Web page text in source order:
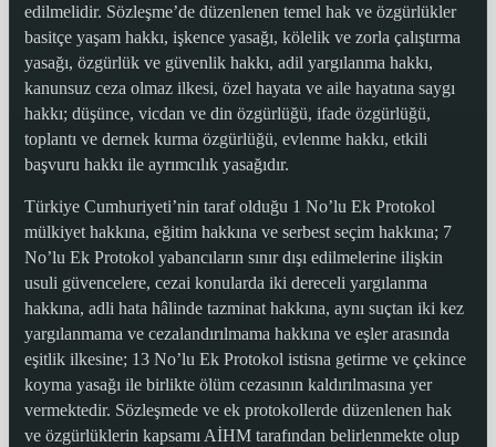
edilmelidir. Sözleşme’de düzenlenen temel hak ve özgürlükler
basitçe yaşam hakkı, işkence yasağı, kölelik ve zorla çalıştırma
yasağı, özgürlük ve güvenlik hakkı, adil yargılanma hakkı,
kanunsuz ceza olmaz ilkesi, özel hayata ve aile hayatına saygı
hakkı; düşünce, vicdan ve din özgürlüğü, ifade özgürlüğü,
toplantı ve dernek kurma özgürlüğü, evlenme hakkı, etkili
başvuru hakkı ile ayrımcılık yasağıdır.
Türkiye Cumhuriyeti’nin taraf olduğu 1 No’lu Ek Protokol
mülkiyet hakkına, eğitim hakkına ve serbest seçim hakkına; 7
No’lu Ek Protokol yabancıların sınır dışı edilmelerine ilişkin
usuli güvencelere, cezai konularda iki dereceli yargılanma
hakkına, adli hata hâlinde tazminat hakkına, aynı suçtan iki kez
yargılanmama ve cezalandırılmama hakkına ve eşler arasında
eşitlik ilkesine; 13 No’lu Ek Protokol istisna getirme ve çekince
koyma yasağı ile birlikte ölüm cezasının kaldırılmasına yer
vermektedir. Sözleşmede ve ek protokollerde düzenlenen hak
ve özgürlüklerin kapsamı AİHM tarafından belirlenmekte olup